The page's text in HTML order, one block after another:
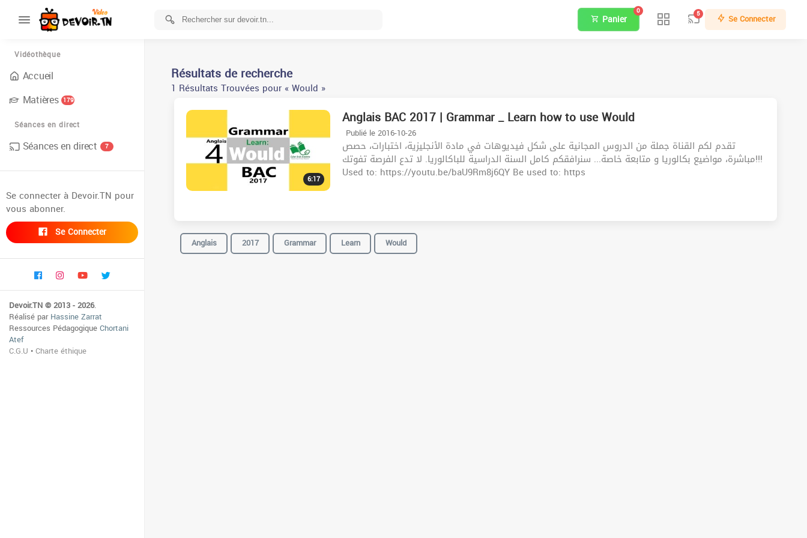
Vidéothèque
Accueil
Matières 179
Séances en direct
Séances en direct 7
Se connecter à Devoir.TN pour
vous abonner.
Se Connecter
Devoir.TN © 2013 - 2026.
Réalisé parHassine Zarrat
Ressources PédagogiqueChortani
Atef
C.G.U •Charte éthique
Panier
0 5 Se Connecter
Résultats de recherche
1 Résultats Trouvées pour « Would »
6:17
Anglais BAC 2017 | Grammar _ Learn how to use Would
Publié le 2016-10-26
تقدم لكم القناة جملة من الدروس المجانية على شكل فيديوهات في مادة الأنجليزية، اختبارات، حصص
مباشرة، مواضيع بكالوريا و متابعة خاصة... سنرافقكم كامل السنة الدراسية للباكالوريا. لا تدع الفرصة تفوتك!!!
Used to: https://youtu.be/baU9Rm8j6QY Be used to: https
Anglais 2017 Grammar Learn Would